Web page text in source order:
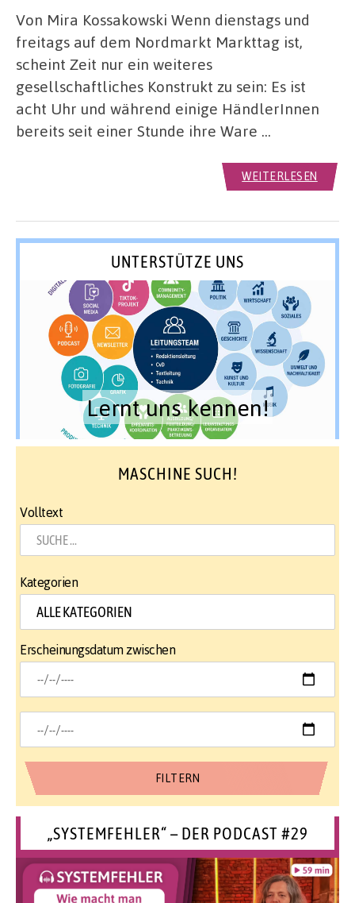
Von Mira Kossakowski Wenn dienstags und
freitags auf dem Nordmarkt Markttag ist,
scheint Zeit nur ein weiteres
gesellschaftliches Konstrukt zu sein: Es ist
acht Uhr und während einige HändlerInnen
bereits seit einer Stunde ihre Ware …
WEITERLESEN
UNTERSTÜTZE UNS
Lernt uns kennen!
MASCHINE SUCH!
Volltext
Kategorien
Erscheinungsdatum zwischen
„SYSTEMFEHLER“ – DER PODCAST #29